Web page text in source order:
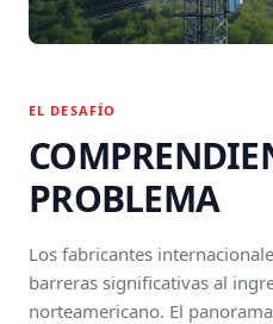
EL DESAFÍO
PROBLEMA
Los fabricantes
barreras significativas al
norteamericano. El